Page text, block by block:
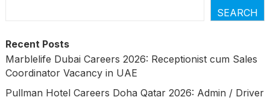
SEARCH
Recent Posts
Marblelife Dubai Careers 2026: Receptionist cum Sales
Coordinator Vacancy in UAE
Pullman Hotel Careers Doha Qatar 2026: Admin / Driver